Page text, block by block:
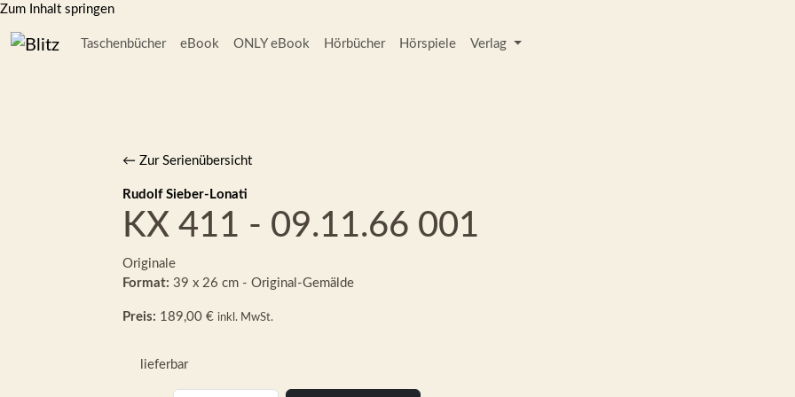
Zum Inhalt springen
Taschenbücher eBook ONLY eBook Hörbücher Hörspiele Verlag
← Zur Serienübersicht
Rudolf Sieber-Lonati
KX 411 - 09.11.66 001
Originale
Format: 39 x 26 cm - Original-Gemälde
Preis: 189,00 € inkl. MwSt.
lieferbar